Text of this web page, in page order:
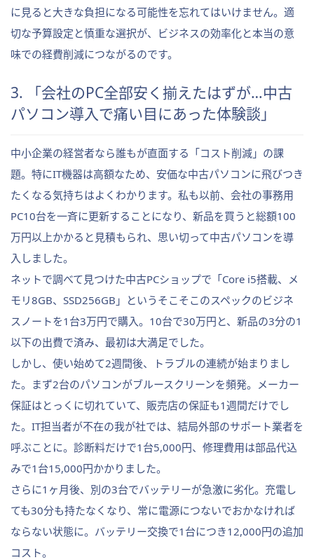
に見ると大きな負担になる可能性を忘れてはいけません。適
切な予算設定と慎重な選択が、ビジネスの効率化と本当の意
味での経費削減につながるのです。
3. 「会社のPC全部安く揃えたはずが…中古
パソコン導入で痛い目にあった体験談」
中小企業の経営者なら誰もが直面する「コスト削減」の課
題。特にIT機器は高額なため、安価な中古パソコンに飛びつき
たくなる気持ちはよくわかります。私も以前、会社の事務用
PC10台を一斉に更新することになり、新品を買うと総額100
万円以上かかると見積もられ、思い切って中古パソコンを導
入しました。
ネットで調べて見つけた中古PCショップで「Core i5搭載、メ
モリ8GB、SSD256GB」というそこそこのスペックのビジネ
スノートを1台3万円で購入。10台で30万円と、新品の3分の1
以下の出費で済み、最初は大満足でした。
しかし、使い始めて2週間後、トラブルの連続が始まりまし
た。まず2台のパソコンがブルースクリーンを頻発。メーカー
保証はとっくに切れていて、販売店の保証も1週間だけでし
た。IT担当者が不在の我が社では、結局外部のサポート業者を
呼ぶことに。診断料だけで1台5,000円、修理費用は部品代込
みで1台15,000円かかりました。
さらに1ヶ月後、別の3台でバッテリーが急激に劣化。充電し
ても30分も持たなくなり、常に電源につないでおかなければ
ならない状態に。バッテリー交換で1台につき12,000円の追加
コスト。